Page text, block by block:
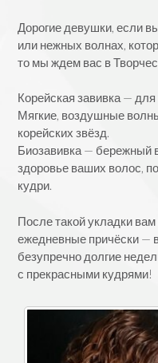
Дорогие девушки, если
или нежных волнах,
то мы ждем вас в
Корейская завивка — для
Мягкие, воздушные
корейских звёзд.
Биозавивка — бережный
здоровье ваших волос,
кудри.
После такой укладки
ежедневные причёски —
безупречно долгие
с прекрасными кудрями!